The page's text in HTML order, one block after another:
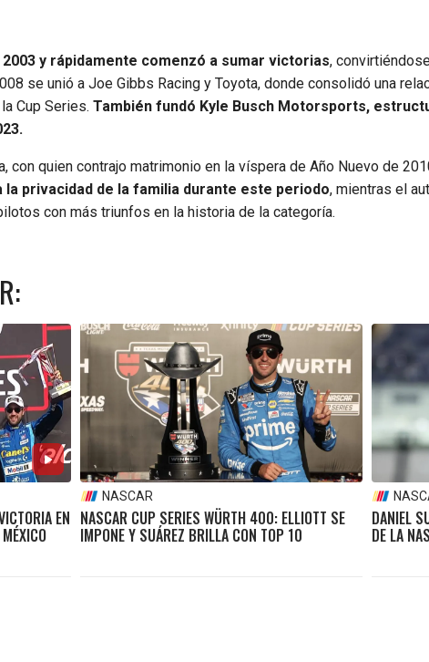
2003 y rápidamente comenzó a sumar victorias,
se unió a Joe Gibbs Racing y Toyota, donde consolidó una
Cup Series. También fundó Kyle Busch Motorsports,
con quien contrajo matrimonio en la víspera de Año Nuevo de
la privacidad de la familia durante este periodo, mientras el
con más triunfos en la historia de la categoría.
EN
NASCAR
NASCAR CUP SERIES WÜRTH 400: ELLIOTT SE
IMPONE Y SUÁREZ BRILLA CON TOP 10
DANIEL
DE LA